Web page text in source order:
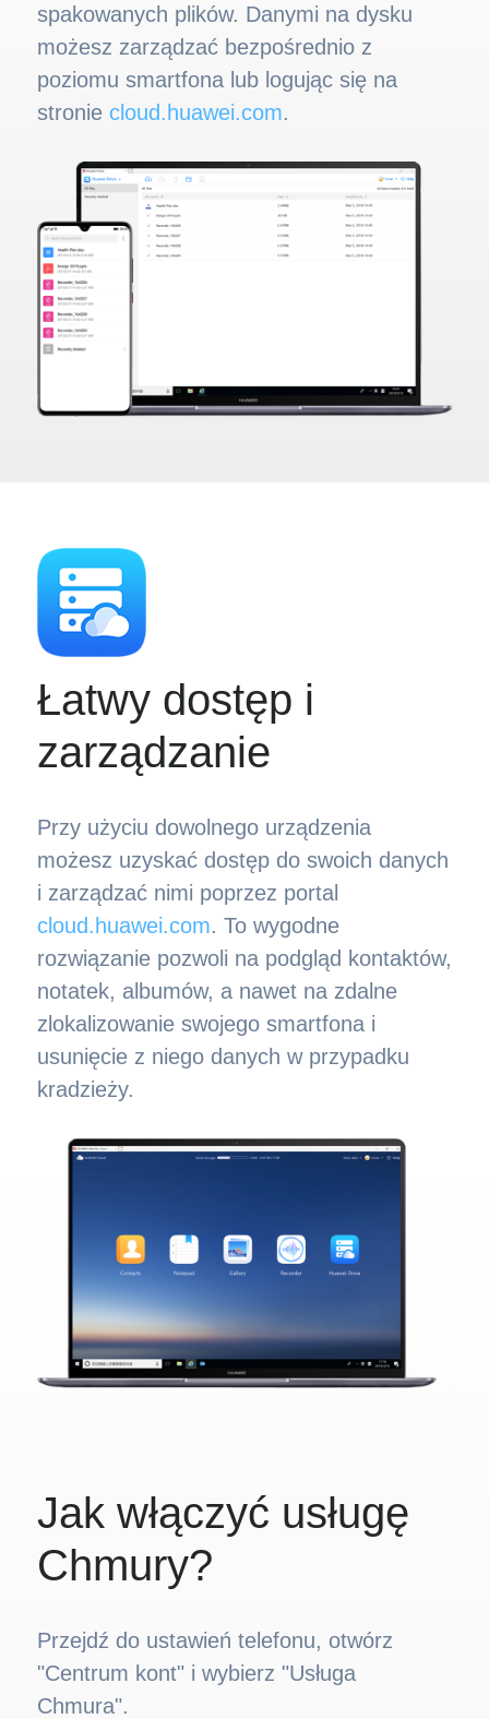
spakowanych plików. Danymi na dysku
możesz zarządzać bezpośrednio z
poziomu smartfona lub logując się na
stronie cloud.huawei.com.
Łatwy dostęp i
zarządzanie
Przy użyciu dowolnego urządzenia
możesz uzyskać dostęp do swoich danych
i zarządzać nimi poprzez portal
cloud.huawei.com. To wygodne
rozwiązanie pozwoli na podgląd kontaktów,
notatek, albumów, a nawet na zdalne
zlokalizowanie swojego smartfona i
usunięcie z niego danych w przypadku
kradzieży.
Jak włączyć usługę
Chmury?
Przejdź do ustawień telefonu, otwórz
"Centrum kont" i wybierz "Usługa
Chmura".